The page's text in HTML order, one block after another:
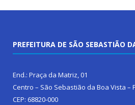
PREFEITURA DE SÃO SEBASTIÃO
End.: Praça da Matriz, 01
Centro – São Sebastião da Boa Vista –
CEP: 68820-000